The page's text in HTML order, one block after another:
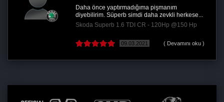
Daha önce yaptırmadığıma pişmanım
diyebilirim. Süperb simdi daha zevkli herkese...
Skoda Superb 1.6 TDI CR - 120Hp @150 Hp
09.03.2021 ( Devamını oku )